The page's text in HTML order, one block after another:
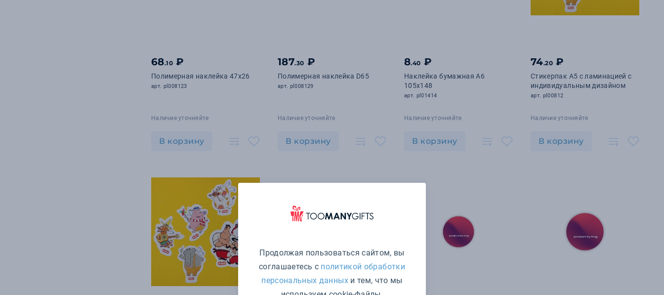
68.10 ₽
Полимерная наклейка 47х26
арт. pl008123
Наличие уточняйте
В корзину
187.30 ₽
Полимерная наклейка D65
арт. pl008129
Наличие уточняйте
В корзину
8.40 ₽
Наклейка бумажная А6
105х148
арт. pl01414
Наличие уточняйте
В корзину
74.20 ₽
Стикерпак А5 с ламинацией с
индивидуальным дизайном
арт. pl00812
Наличие уточняйте
В корзину
Продолжая пользоваться сайтом, вы
соглашаетесь с политикой обработки
персональных данныхи тем, что мы